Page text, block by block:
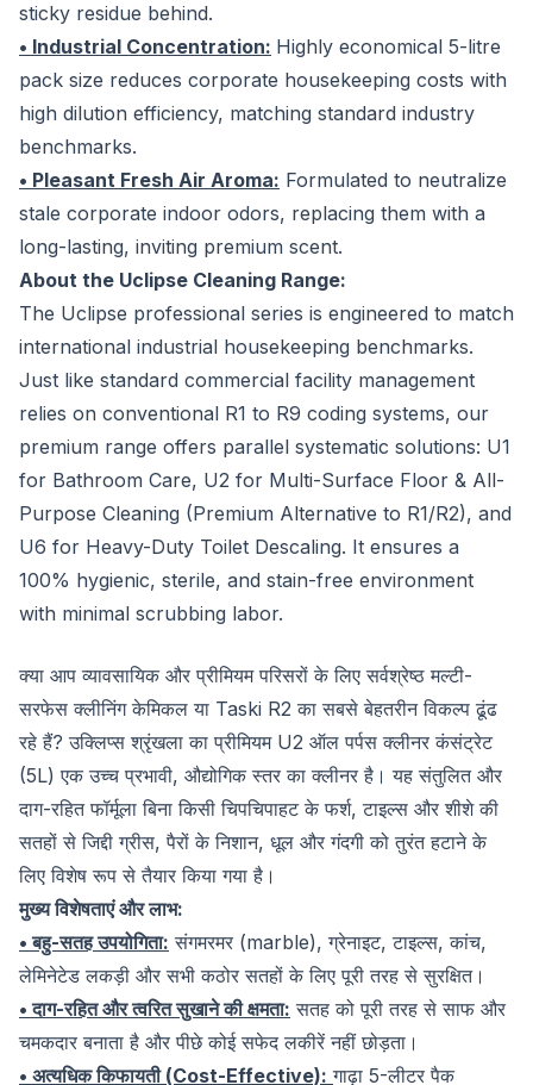
sticky residue behind.
• Industrial Concentration: Highly economical 5-litre
pack size reduces corporate housekeeping costs with
high dilution efficiency, matching standard industry
benchmarks.
• Pleasant Fresh Air Aroma: Formulated to neutralize
stale corporate indoor odors, replacing them with a
long-lasting, inviting premium scent.
About the Uclipse Cleaning Range:
The Uclipse professional series is engineered to match
international industrial housekeeping benchmarks.
Just like standard commercial facility management
relies on conventional R1 to R9 coding systems, our
premium range offers parallel systematic solutions: U1
for Bathroom Care, U2 for Multi-Surface Floor & All-
Purpose Cleaning (Premium Alternative to R1/R2), and
U6 for Heavy-Duty Toilet Descaling. It ensures a
100% hygienic, sterile, and stain-free environment
with minimal scrubbing labor.
क्या आप व्यावसायिक और प्रीमियम परिसरों के लिए सर्वश्रेष्ठ मल्टी-
सरफेस क्लीनिंग केमिकल या Taski R2 का सबसे बेहतरीन विकल्प ढूंढ
रहे हैं? उक्लिप्स श्रृंखला का प्रीमियम U2 ऑल पर्पस क्लीनर कंसंट्रेट
(5L) एक उच्च प्रभावी, औद्योगिक स्तर का क्लीनर है। यह संतुलित और
दाग-रहित फॉर्मूला बिना किसी चिपचिपाहट के फर्श, टाइल्स और शीशे की
सतहों से जिद्दी ग्रीस, पैरों के निशान, धूल और गंदगी को तुरंत हटाने के
लिए विशेष रूप से तैयार किया गया है।
मुख्य विशेषताएं और लाभ:
• बहु-सतह उपयोगिता: संगमरमर (marble), ग्रेनाइट, टाइल्स, कांच,
लेमिनेटेड लकड़ी और सभी कठोर सतहों के लिए पूरी तरह से सुरक्षित।
• दाग-रहित और त्वरित सुखाने की क्षमता: सतह को पूरी तरह से साफ और
चमकदार बनाता है और पीछे कोई सफेद लकीरें नहीं छोड़ता।
• अत्यधिक किफायती (Cost-Effective): गाढ़ा 5-लीटर पैक